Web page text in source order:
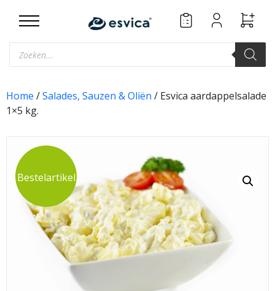
Producten
zoeken
Home /Salades, Sauzen & Oliën / Esvica aardappelsalade
1×5 kg.
Bestelartikel